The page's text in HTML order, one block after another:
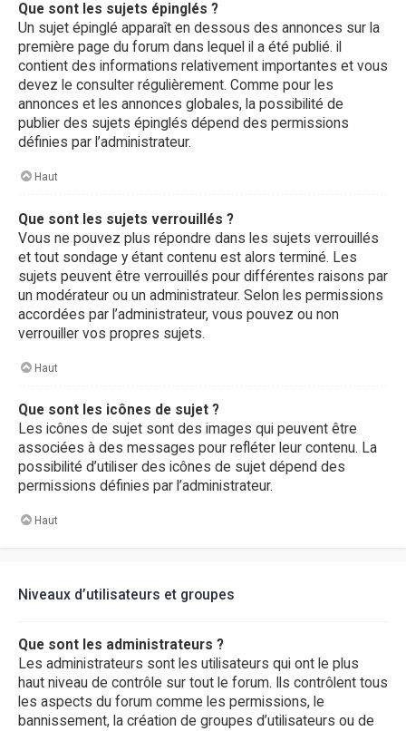
Que sont les sujets épinglés ?
Un sujet épinglé apparaît en dessous des annonces sur la
première page du forum dans lequel il a été publié. il
contient des informations relativement importantes et vous
devez le consulter régulièrement. Comme pour les
annonces et les annonces globales, la possibilité de
publier des sujets épinglés dépend des permissions
définies par l’administrateur.
Haut
Que sont les sujets verrouillés ?
Vous ne pouvez plus répondre dans les sujets verrouillés
et tout sondage y étant contenu est alors terminé. Les
sujets peuvent être verrouillés pour différentes raisons par
un modérateur ou un administrateur. Selon les permissions
accordées par l’administrateur, vous pouvez ou non
verrouiller vos propres sujets.
Haut
Que sont les icônes de sujet ?
Les icônes de sujet sont des images qui peuvent être
associées à des messages pour refléter leur contenu. La
possibilité d’utiliser des icônes de sujet dépend des
permissions définies par l’administrateur.
Haut
Niveaux d’utilisateurs et groupes
Que sont les administrateurs ?
Les administrateurs sont les utilisateurs qui ont le plus
haut niveau de contrôle sur tout le forum. Ils contrôlent tous
les aspects du forum comme les permissions, le
bannissement, la création de groupes d’utilisateurs ou de